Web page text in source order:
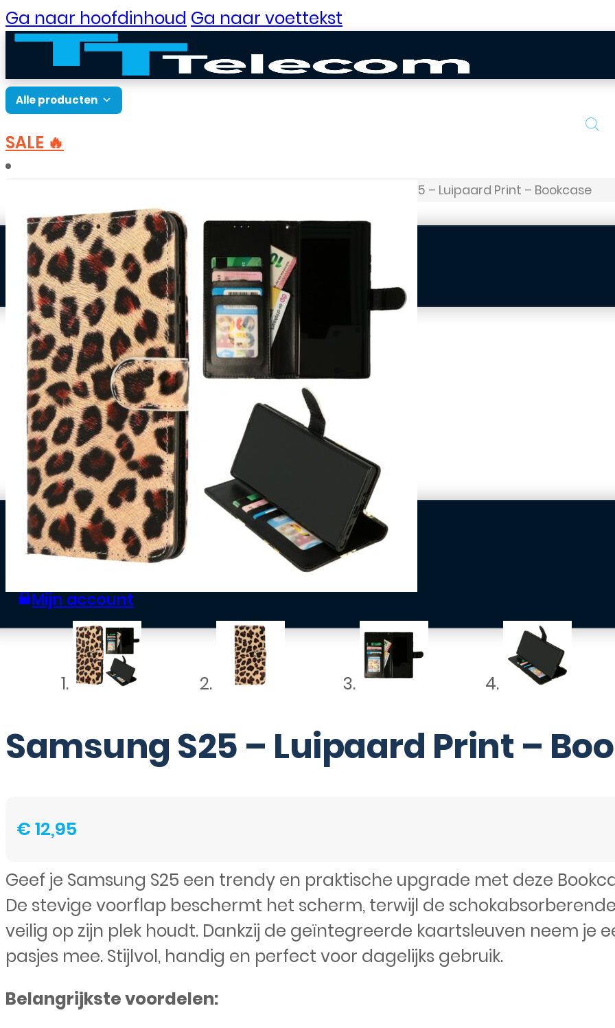
Ga naar hoofdinhoud Ga naar voettekst
Alle producten
SALE 🔥
Klantenservice
Neem contact op
Veelgestelde vragen
0
Mijn account
Samsung S25 – Luipaard Print – Bookcase
Samsung S25 – Luipaard Print –
€12,95
Geef je Samsung S25 een trendy en praktische upgrade met deze
De stevige voorflap beschermt het scherm, terwijl de
veilig op zijn plek houdt. Dankzij de geïntegreerde kaartsleuven neem je
pasjes mee. Stijlvol, handig en perfect voor dagelijks gebruik.
Belangrijkste voordelen: